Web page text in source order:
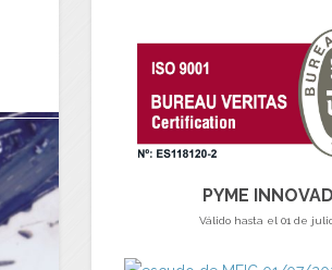
PYME
Válido hasta el 01 de